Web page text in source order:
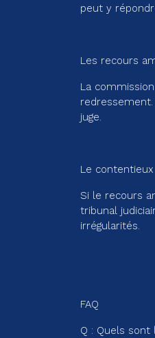
peut y
Les recours
La
juge.
Le
Si le recours
tribunal
irrégularités.
FAQ
Q : Quels sont